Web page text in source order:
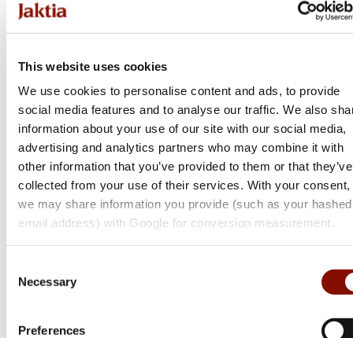
This website uses cookies
We use cookies to personalise content and ads, to provide
social media features and to analyse our traffic. We also
information about your use of our site with our social media,
advertising and analytics partners who may combine it with
other information that you’ve provided to them or that they’ve
collected from your use of their services. With your consent,
we may share information you provide (such as your hashed
email address) with Google for conversion measurement.
Selection
Necessary
Preferences
Jakele
Bavarian Precision
Mount
Flera varianter
Innomount
QD Tikka | 30 mm